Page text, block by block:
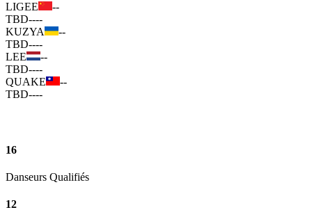
LIGEE
--
TBD----
KUZYA
--
TBD----
LEE
--
TBD----
QUAKE
--
TBD----
16
Danseurs Qualifiés
12